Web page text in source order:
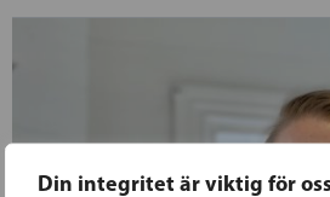
Din integritet är viktig för